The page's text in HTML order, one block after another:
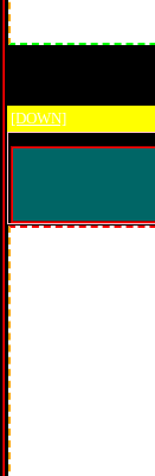
[DOWN]